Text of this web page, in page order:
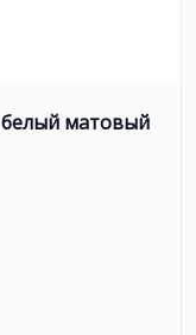
белый матовый